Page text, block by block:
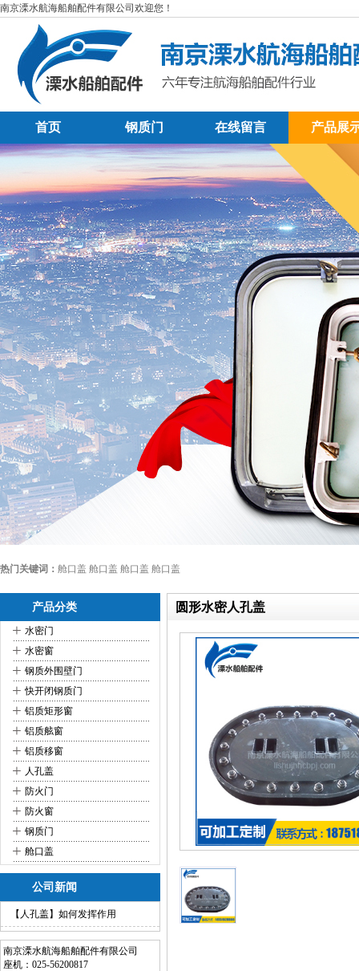
南京溧水航海船舶配件有限公司欢迎您！
首页 钢质门 在线留言 产品展
热门关键词： 舱口盖 舱口盖 舱口盖 舱口盖
产品分类
+ 水密门
+ 水密窗
+ 钢质外围壁门
+ 快开闭钢质门
+ 铝质矩形窗
+ 铝质舷窗
+ 铝质移窗
+ 人孔盖
+ 防火门
+ 防火窗
+ 钢质门
+ 舱口盖
公司新闻
【人孔盖】如何发挥作用
南京溧水航海船舶配件有限公司
座机：025-56200817
圆形水密人孔盖